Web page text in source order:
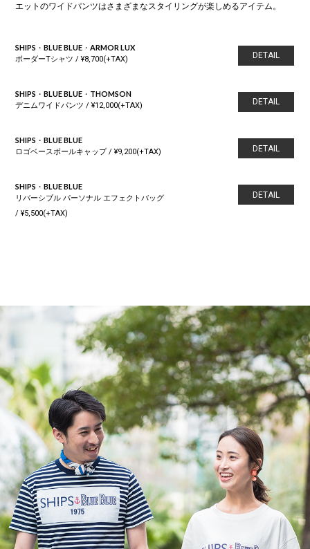
エットのワイドパンツはさまざまなスタイリングが楽しめるアイテム。
SHIPS・BLUE BLUE・ARMOR LUX
ボーダーTシャツ / ¥8,700(+TAX)
DETAIL
SHIPS・BLUE BLUE・THOMSON
デニムワイドパンツ / ¥12,000(+TAX)
DETAIL
SHIPS・BLUE BLUE
ロゴベースボールキャップ / ¥9,200(+TAX)
DETAIL
SHIPS・BLUE BLUE
リバーシブル パーソナル エフェクトバッグ
/ ¥5,500(+TAX)
DETAIL